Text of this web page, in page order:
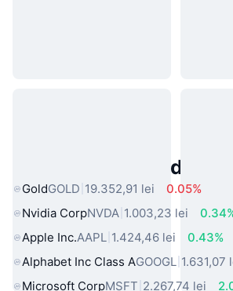
Active Populare din
GoldGOLD 19.352,91 lei
0.05%
Nvidia CorpNVDA 1.003,23 lei
Apple Inc.AAPL 1.424,46 lei
0.43%
Alphabet Inc Class AGOOGL 1.631,07
Microsoft CorpMSFT 2.267,74 lei